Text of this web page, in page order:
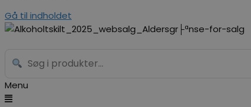
Gå til indholdet
Menu